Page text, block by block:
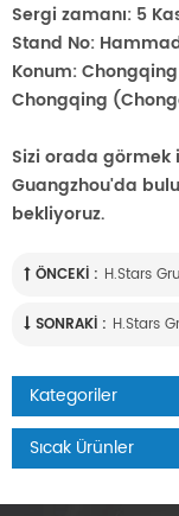
Sergi zamanı: 5
Stand No:
Konum:
Chongqing
Sizi orada görmek
Guangzhou'da
bekliyoruz.
ÖNCEKI : H.stars
SONRAKI :
Kategoriler
Sıcak Ürünler